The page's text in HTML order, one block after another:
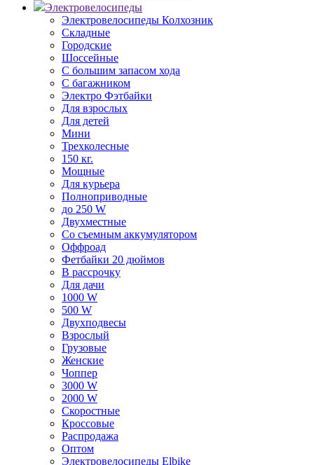
Электровелосипеды
Электровелосипеды Колхозник
Складные
Городские
Шоссейные
С большим запасом хода
С багажником
Электро Фэтбайки
Для взрослых
Для детей
Мини
Трехколесные
150 кг.
Мощные
Для курьера
Полноприводные
до 250 W
Двухместные
Со съемным аккумулятором
Оффроад
Фетбайки 20 дюймов
В рассрочку
Для дачи
1000 W
500 W
Двухподвесы
Взрослый
Грузовые
Женские
Чоппер
3000 W
2000 W
Скоростные
Кроссовые
Распродажа
Оптом
Электровелосипеды Elbike